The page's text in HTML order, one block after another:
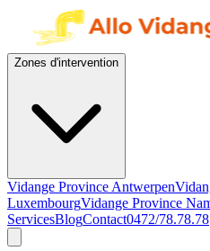
Zones d'intervention
Vidange Province Antwerpen
LuxembourgVidange Province
ServicesBlogContact0472/78.78.78